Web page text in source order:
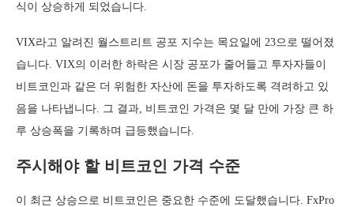
식이 상승하게 되었습니다.
VIX라고 알려진 월스트리트 공포 지수는 목요일에 23으로 떨어졌
습니다. VIX의 이러한 하락은 시장 공포가 줄어들고 투자자들이
비트코인과 같은 더 위험한 자산에 돈을 투자하도록 격려하고 있
음을 나타냅니다. 그 결과, 비트코인 가격은 몇 달 만에 가장 큰 하
루 상승폭을 기록하며 급등했습니다.
주시해야 할 비트코인 가격 수준
이 최근 상승으로 비트코인은 중요한 수준에 도달했습니다. FxPro